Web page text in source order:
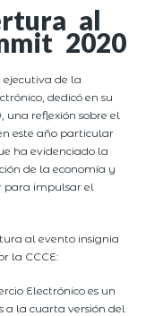
al
2020
de la
dedicó en su
reflexión sobre el
este año particular
ha evidenciado la
de la economía y
para impulsar el
al evento insignia
la CCCE:
Electrónico es un
a la cuarta versión del